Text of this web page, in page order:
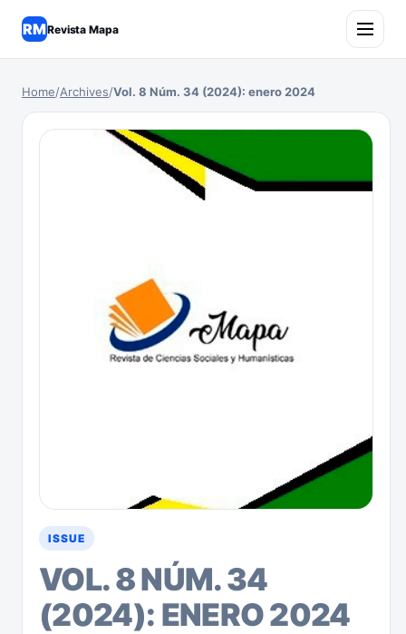
RMRevista Mapa
Home/Archives/Vol. 8 Núm. 34 (2024): enero 2024
ISSUE
VOL. 8 NÚM. 34
(2024): ENERO 2024